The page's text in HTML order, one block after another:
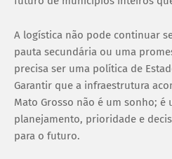
A logística não pode continuar
pauta secundária ou uma
precisa ser uma política de
Garantir que a infraestrutura
Mato Grosso não é um sonho; é
planejamento, prioridade e
para o futuro.